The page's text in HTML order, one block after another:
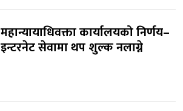
महान्यायाधिवक्ता कार्यालयको निर्णय–
इन्टरनेट सेवामा थप शुल्क नलाग्ने